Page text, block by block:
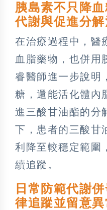
胰島素不只降
代謝與促進分解
在治療過程中，醫
血脂藥物，也併用
睿醫師進一步說明
糖，還能活化體內
進三酸甘油酯的分
下，患者的三酸甘
利降至較穩定範圍
續追蹤。
日常防範代謝
律追蹤並留意